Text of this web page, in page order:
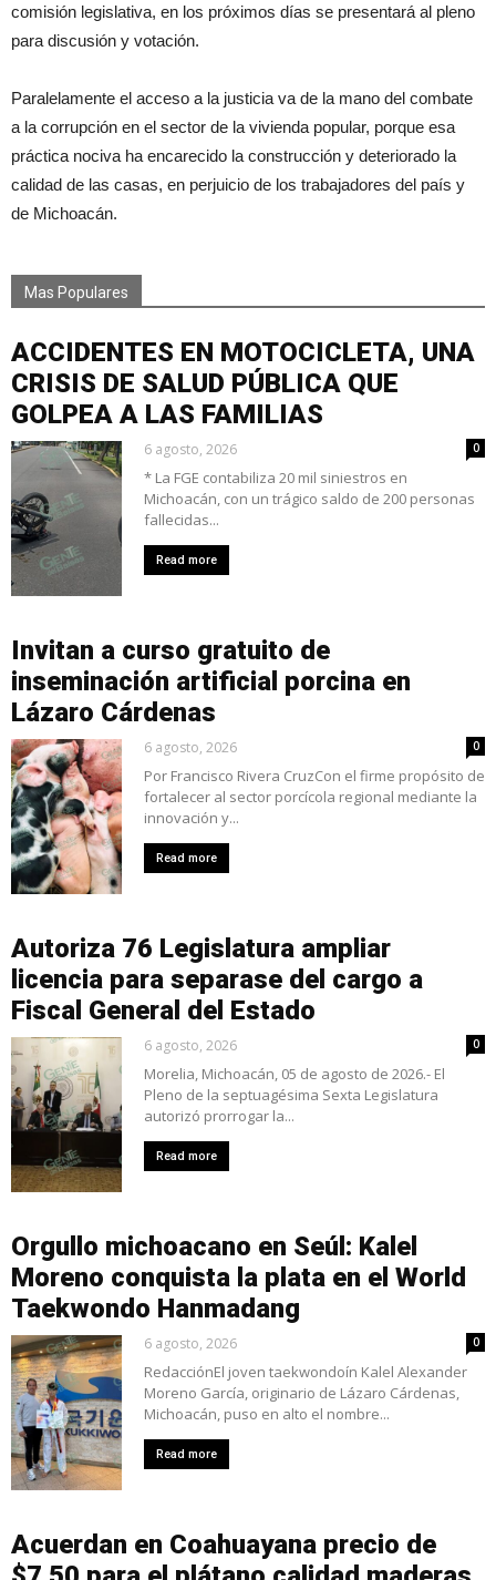
comisión legislativa, en los próximos días se presentará al pleno
para discusión y votación.
Paralelamente el acceso a la justicia va de la mano del combate
a la corrupción en el sector de la vivienda popular, porque esa
práctica nociva ha encarecido la construcción y deteriorado la
calidad de las casas, en perjuicio de los trabajadores del país y
de Michoacán.
Mas Populares
ACCIDENTES EN MOTOCICLETA, UNA
CRISIS DE SALUD PÚBLICA QUE
GOLPEA A LAS FAMILIAS
6 agosto, 2026 0
* La FGE contabiliza 20 mil siniestros en
Michoacán, con un trágico saldo de 200 personas
fallecidas...
Read more
Invitan a curso gratuito de
inseminación artificial porcina en
Lázaro Cárdenas
6 agosto, 2026 0
Por Francisco Rivera CruzCon el firme propósito de
fortalecer al sector porcícola regional mediante la
innovación y...
Read more
Autoriza 76 Legislatura ampliar
licencia para separase del cargo a
Fiscal General del Estado
6 agosto, 2026 0
Morelia, Michoacán, 05 de agosto de 2026.- El
Pleno de la septuagésima Sexta Legislatura
autorizó prorrogar la...
Read more
Orgullo michoacano en Seúl: Kalel
Moreno conquista la plata en el World
Taekwondo Hanmadang
6 agosto, 2026 0
RedacciónEl joven taekwondoín Kalel Alexander
Moreno García, originario de Lázaro Cárdenas,
Michoacán, puso en alto el nombre...
Read more
Acuerdan en Coahuayana precio de